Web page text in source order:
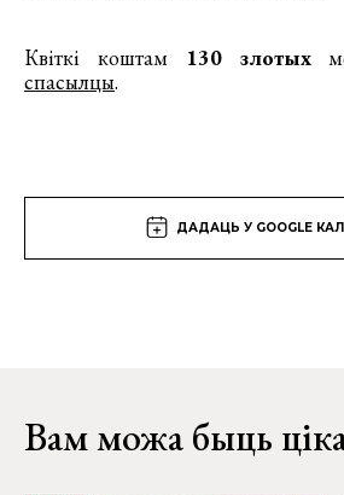
Квіткі коштам 130 злотых
спасылцы.
ДАДАЦЬ У GOOGLE
Вам можа быць